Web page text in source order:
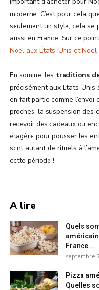
moderne. C’est pour cela
seulement un style, cela se
aussi en France. Sur ce
Noël aux États-Unis et Noël
En somme, les traditions
précisément aux Etats-Unis
en fait partie comme
proches, la suspension des
recevoir des cadeaux ou
étagère pour pousser les
sont autant de rituels à
cette période !
A lire
Quels
France...
septembre
Pizza
Quelles